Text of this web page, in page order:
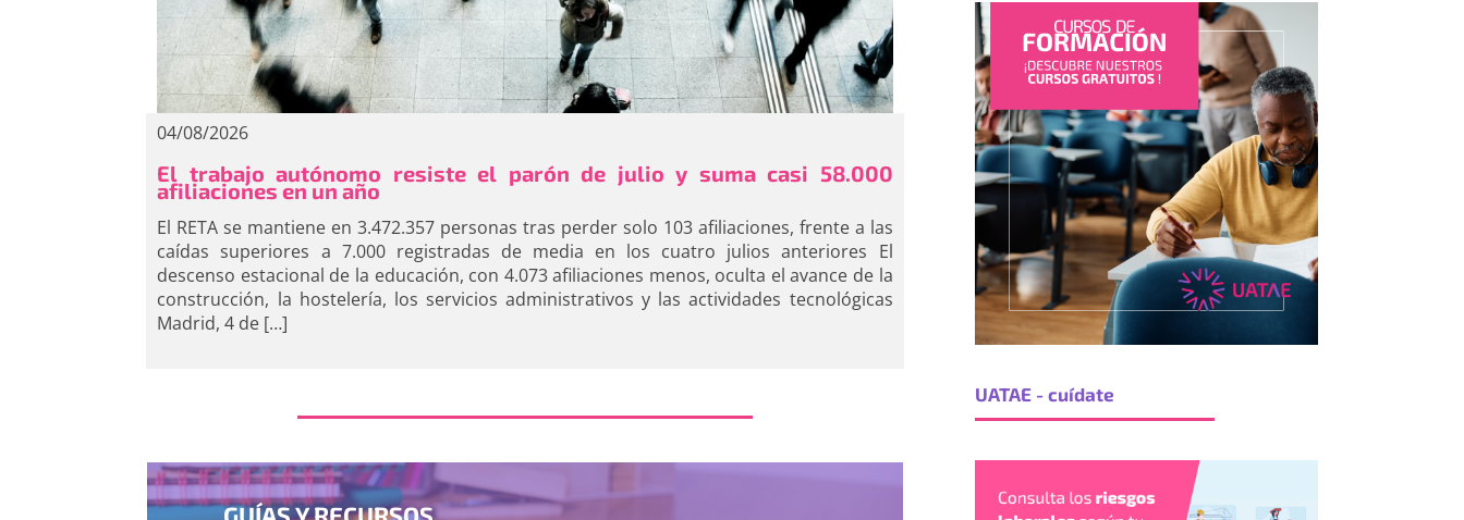
04/08/2026
El trabajo autónomo resiste el parón de julio y suma casi 58.000
afiliaciones en un año
El RETA se mantiene en 3.472.357 personas tras perder solo 103 afiliaciones, frente a las
caídas superiores a 7.000 registradas de media en los cuatro julios anteriores El
descenso estacional de la educación, con 4.073 afiliaciones menos, oculta el avance de la
construcción, la hostelería, los servicios administrativos y las actividades tecnológicas
Madrid, 4 de […]
UATAE - cuídate